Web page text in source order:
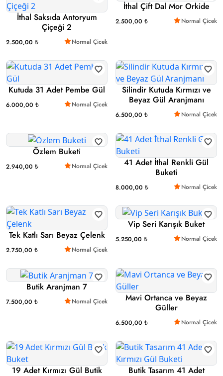
İthal Saksıda Antoryum
Çiçeği 2
2.500,00 ₺ Normal Çicek
İthal Çift Dal Mor Orkide
2.500,00 ₺ Normal Çicek
Kutuda 31 Adet Pembe Gül
6.000,00 ₺ Normal Çicek
Silindir Kutuda Kırmızı ve
Beyaz Gül Aranjmanı
6.500,00 ₺ Normal Çicek
Özlem Buketi
2.940,00 ₺ Normal Çicek
41 Adet İthal Renkli Gül
Buketi
8.000,00 ₺ Normal Çicek
Tek Katlı Sarı Beyaz Çelenk
2.750,00 ₺ Normal Çicek
Vip Seri Karışık Buket
5.250,00 ₺ Normal Çicek
Butik Aranjman 7
7.500,00 ₺ Normal Çicek
Mavi Ortanca ve Beyaz
Güller
6.500,00 ₺ Normal Çicek
19 Adet Kırmızı Gül Butik
Butik Tasarım 41 Adet